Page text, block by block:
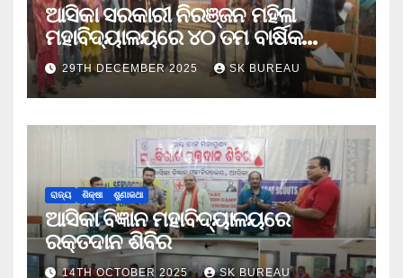
ଆସିକା ସରକାରୀ ନିରଞ୍ଜନ ମହିଳା
ମହାବିଦ୍ୟାଳୟରେ ୪୦ ତମ ବାର୍ଷିକ
କ୍ରୀଡା ଉତ୍ସବ
29TH DECEMBER 2025 SK BUREAU
ରାଜ୍ୟ ଶିକ୍ଷା ଶୁଣାକଥା
ଆସିକା ବିଜ୍ଞାନ ମହାବିଦ୍ୟାଳୟରେ
ରକ୍ତଦାନ ଶିବିର
14TH OCTOBER 2025 SK BUREAU